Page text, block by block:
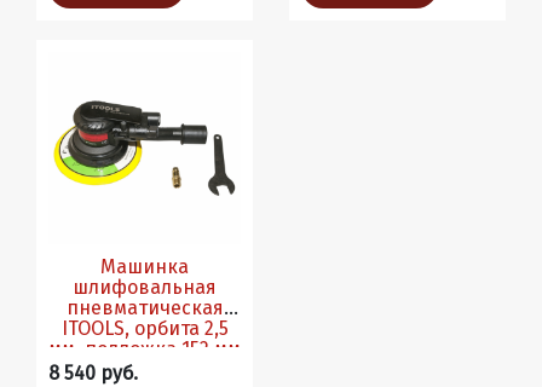
Машинка
шлифовальная
пневматическая
ITOOLS, орбита 2,5
мм, подложка 152 мм
15 отв со шлангом
8 540 руб.